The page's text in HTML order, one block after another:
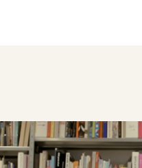
abspielen